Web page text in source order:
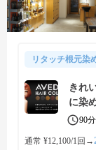
リタッチ根元染
きれ
に染
90分
通常 ¥12,100/1回 →